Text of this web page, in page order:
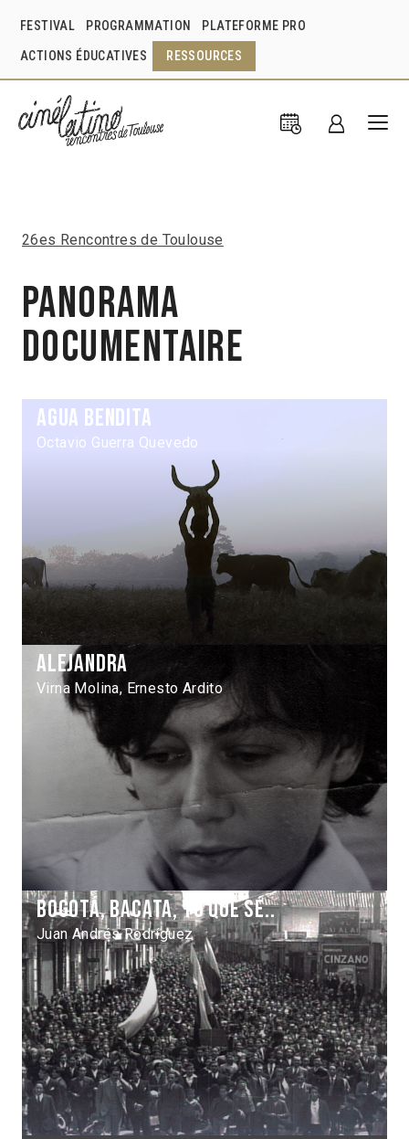
FESTIVAL PROGRAMMATION PLATEFORME PRO
ACTIONS ÉDUCATIVES RESSOURCES
26es Rencontres de Toulouse
Panorama
Documentaire
Agua bendita
Octavio Guerra Quevedo
Alejandra
Virna Molina, Ernesto Ardito
Bogotá, Bacata, yo que sé..
Juan Andrés Rodríguez